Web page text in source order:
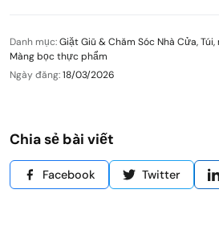
Danh mục:Giặt Giũ & Chăm Sóc Nhà Cửa,
Màng bọc thực phẩm
Ngày đăng:18/03/2026
Chia sẻ bài viết
Facebook Twitter